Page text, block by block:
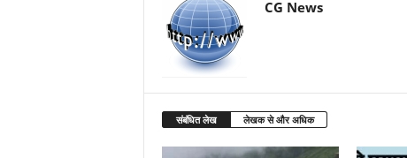
CG News
संबंधित लेख लेखक से और अधिक